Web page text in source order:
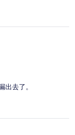
去了。